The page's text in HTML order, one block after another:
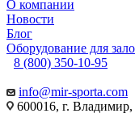
О компании
Новости
Блог
Оборудование для
8 (800) 350-10-95
info@mir-sporta.com
600016, г.